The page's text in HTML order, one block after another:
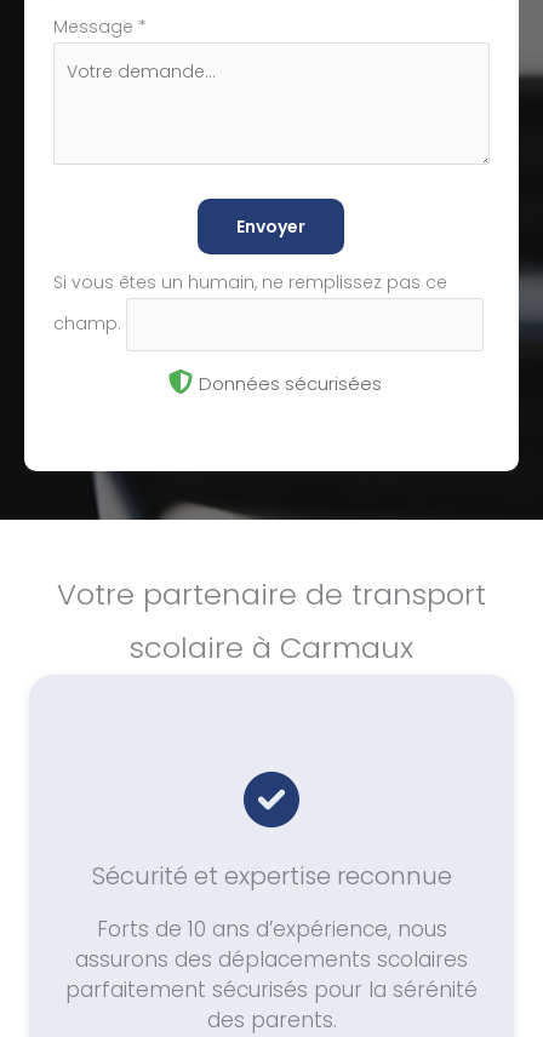
Message *
Envoyer
Si vous êtes un humain, ne remplissez pas ce
champ.
Données sécurisées
Votre partenaire de transport
scolaire à Carmaux
Sécurité et expertise reconnue
Forts de 10 ans d’expérience, nous
assurons des déplacements scolaires
parfaitement sécurisés pour la sérénité
des parents.